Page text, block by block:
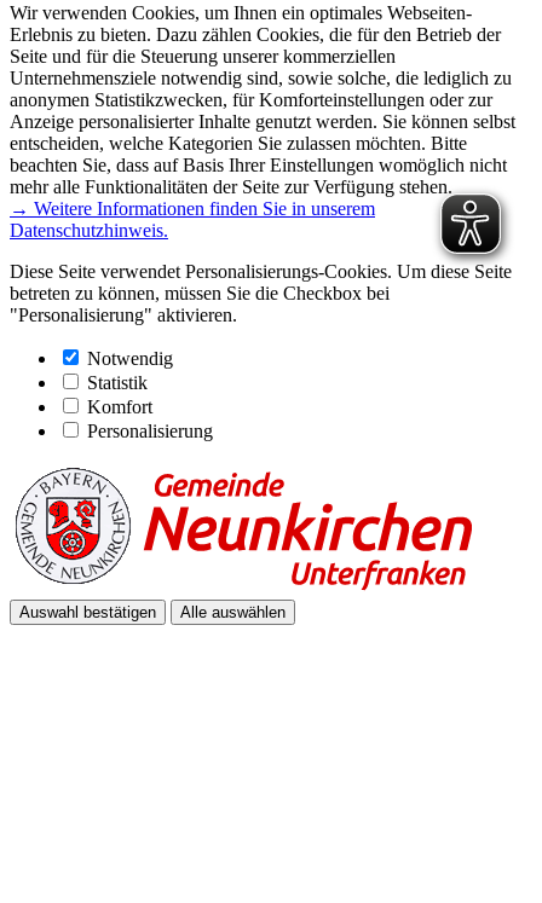
Wir verwenden Cookies, um Ihnen ein optimales Webseiten-
Erlebnis zu bieten. Dazu zählen Cookies, die für den Betrieb der
Seite und für die Steuerung unserer kommerziellen
Unternehmensziele notwendig sind, sowie solche, die lediglich zu
anonymen Statistikzwecken, für Komforteinstellungen oder zur
Anzeige personalisierter Inhalte genutzt werden. Sie können selbst
entscheiden, welche Kategorien Sie zulassen möchten. Bitte
beachten Sie, dass auf Basis Ihrer Einstellungen womöglich nicht
mehr alle Funktionalitäten der Seite zur Verfügung stehen.
→ Weitere Informationen finden Sie in unserem
Datenschutzhinweis.
Diese Seite verwendet Personalisierungs-Cookies. Um diese Seite
betreten zu können, müssen Sie die Checkbox bei
"Personalisierung" aktivieren.
Notwendig
Statistik
Komfort
Personalisierung
Auswahl bestätigen Alle auswählen